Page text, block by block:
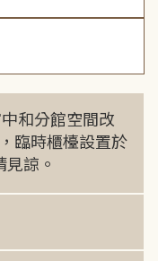
和分館空間改
臨時櫃檯設置於
諒。